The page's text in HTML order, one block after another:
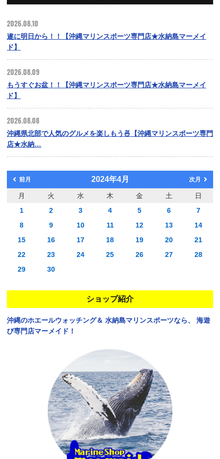
2026.08.10
遂に明日から！！【沖縄マリンスポーツ専門店★水納島マーメイ
ド】
2026.08.09
もうすぐお盆！！【沖縄マリンスポーツ専門店★水納島マーメイ
ド】
2026.08.08
沖縄県北部で人気のグルメを楽しもう🍜【沖縄マリンスポーツ専門
店★水納…
前月 2024年4月 次月
月 火 水 木 金 土
日
1
2 3 4 5 6
7
8
9 10 11 12 13
14
15
16 17 18 19 20
21
22
23 24 25 26 27
28
29
30
ショップ紹介
沖縄のホエールウォッチング＆ 水納島マリンスポーツなら、
海遊
び専門店マーメイド！